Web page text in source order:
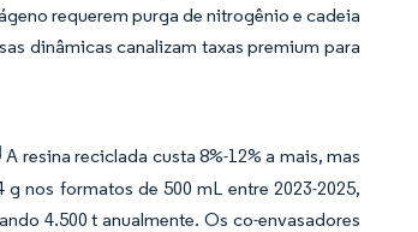
requerem purga de nitrogênio e cadeia
dinâmicas canalizam taxas premium para
A resina reciclada custa 8%-12% a mais, mas
nos formatos de 500 mL entre 2023-2025,
4.500 t anualmente. Os co-envasadores